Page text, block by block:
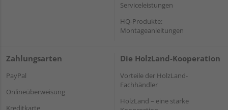
Serviceleistungen
HQ-Produkte:
Montageanleitungen
Zahlungsarten
PayPal
Onlineüberweisung
Kreditkarte
Die HolzLand-Kooperation
Vorteile der HolzLand-
Fachhändler
HolzLand – eine starke